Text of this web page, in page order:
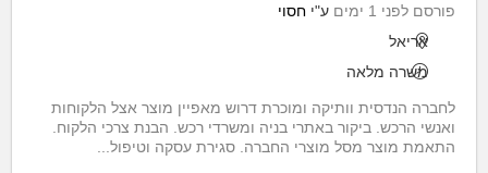
פורסם לפני 1 ימים ע"י חסוי
אריאל
משרה מלאה
לחברה הנדסית וותיקה ומוכרת דרוש מאפיין מוצר אצל הלקוחות
ואנשי הרכש. ביקור באתרי בניה ומשרדי רכש. הבנת צרכי הלקוח.
התאמת מוצר מסל מוצרי החברה. סגירת עסקה וטיפול...